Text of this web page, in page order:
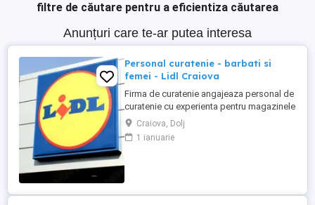
filtre de căutare pentru a eficientiza căutarea
Anunțuri care te-ar putea interesa
Personal curatenie - barbati si
femei - Lidl Craiova
Firma de curatenie angajeaza personal de
curatenie cu experienta pentru magazinele
Lidl din Craiova. Program o zi cu o zi.
Personalul de curatenie va asigura:
curatarea aparatelor de reciclat sticle si
Craiova, Dolj
1 ianuarie